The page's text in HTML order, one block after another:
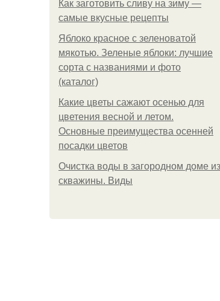
Как заготовить сливу на зиму —
самые вкусные рецепты
Яблоко красное с зеленоватой
мякотью. Зеленые яблоки: лучшие
сорта с названиями и фото
(каталог)
Какие цветы сажают осенью для
цветения весной и летом.
Основные преимущества осенней
посадки цветов
Очистка воды в загородном доме из
скважины. Виды